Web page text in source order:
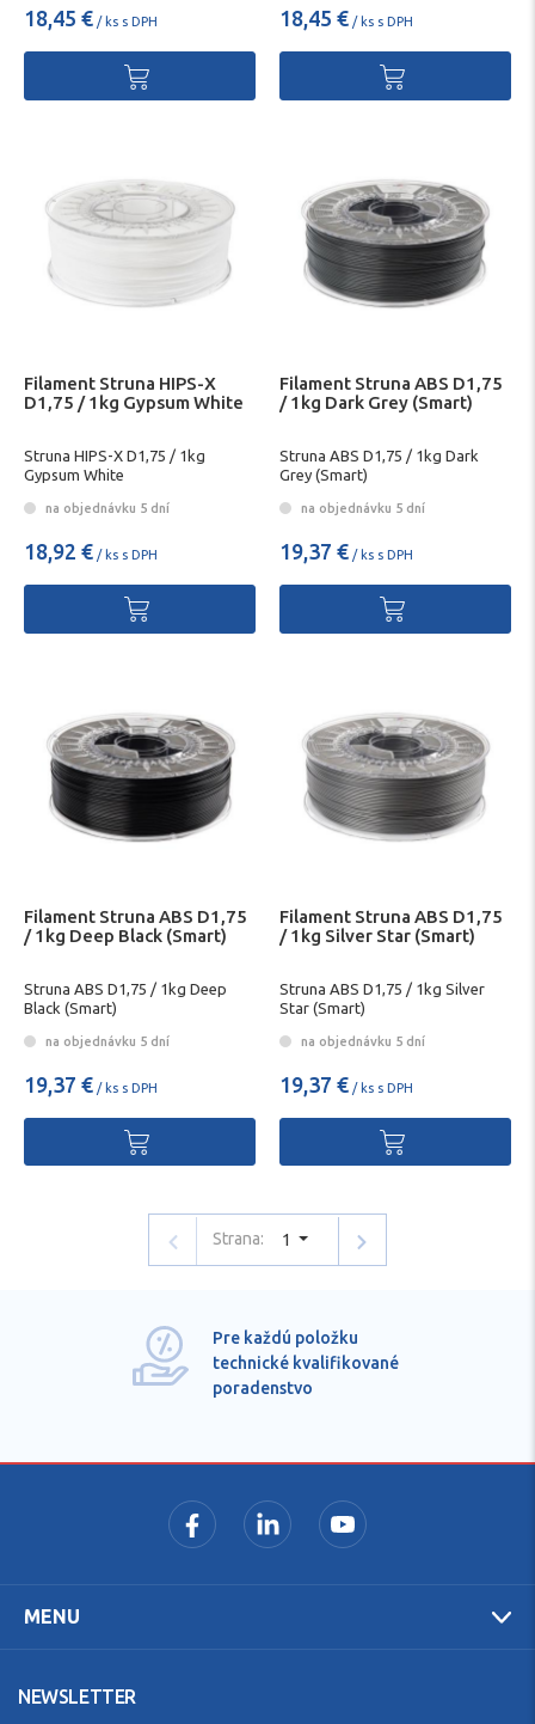
18,45 € / ks s DPH 18,45 € / ks s DPH
Filament Struna HIPS-X
D1,75 / 1kg Gypsum White
Struna HIPS-X D1,75 / 1kg
Gypsum White
na objednávku 5 dní
18,92 € / ks s DPH
Filament Struna ABS D1,75
/ 1kg Dark Grey (Smart)
Struna ABS D1,75 / 1kg Dark
Grey (Smart)
na objednávku 5 dní
19,37 € / ks s DPH
Filament Struna ABS D1,75
/ 1kg Deep Black (Smart)
Struna ABS D1,75 / 1kg Deep
Black (Smart)
na objednávku 5 dní
19,37 € / ks s DPH
Filament Struna ABS D1,75
/ 1kg Silver Star (Smart)
Struna ABS D1,75 / 1kg Silver
Star (Smart)
na objednávku 5 dní
19,37 € / ks s DPH
Strana: 1
Pre každú položku
technické kvalifikované
poradenstvo
MENU
NEWSLETTER